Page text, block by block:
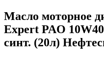
Масло моторное
Expert PAO
синт. (20л)